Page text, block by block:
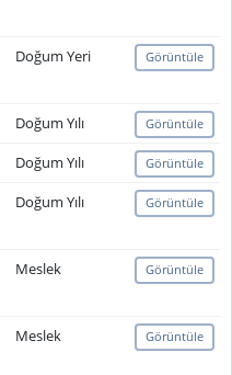
Doğum Yeri Görüntüle
Doğum Yılı Görüntüle
Doğum Yılı Görüntüle
Doğum Yılı Görüntüle
Meslek Görüntüle
Meslek Görüntüle